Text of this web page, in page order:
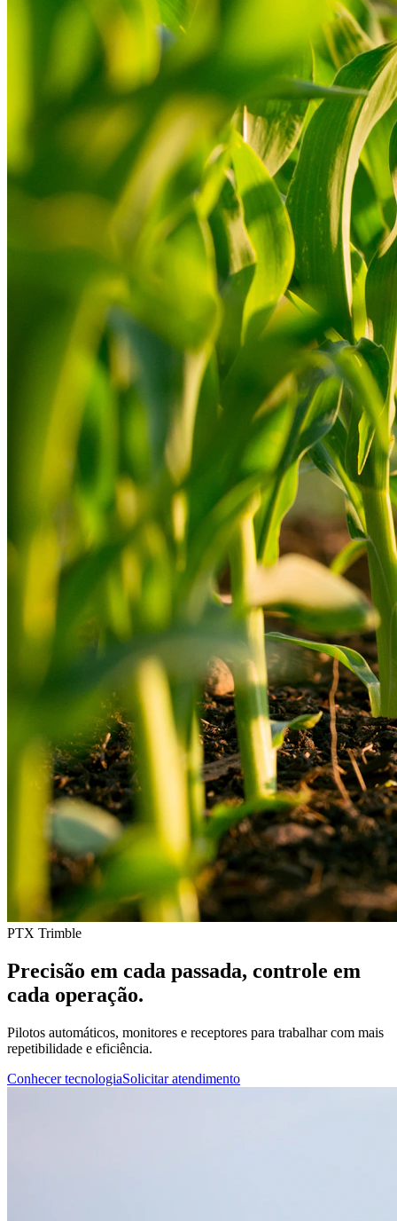
PTX Trimble
Precisão em cada passada, controle em
cada operação.
Pilotos automáticos, monitores e receptores para trabalhar com mais
repetibilidade e eficiência.
Conhecer tecnologiaSolicitar atendimento